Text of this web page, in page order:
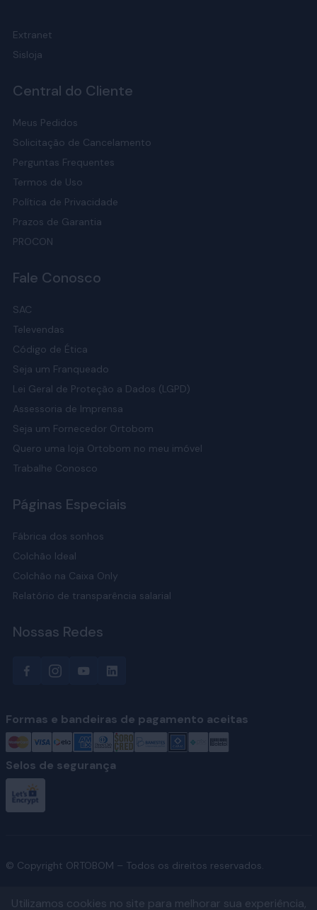
Extranet
Sisloja
Central do Cliente
Meus Pedidos
Solicitação de Cancelamento
Perguntas Frequentes
Termos de Uso
Política de Privacidade
Prazos de Garantia
PROCON
Fale Conosco
SAC
Televendas
Código de Ética
Seja um Franqueado
Lei Geral de Proteção a Dados (LGPD)
Assessoria de Imprensa
Seja um Fornecedor Ortobom
Quero uma loja Ortobom no meu imóvel
Trabalhe Conosco
Páginas Especiais
Fábrica dos sonhos
Colchão Ideal
Colchão na Caixa Only
Relatório de transparência salarial
Nossas Redes
Formas e bandeiras de pagamento aceitas
Selos de segurança
© Copyright ORTOBOM – Todos os direitos reservados.
Utilizamos cookies no site para melhorar sua experiência,